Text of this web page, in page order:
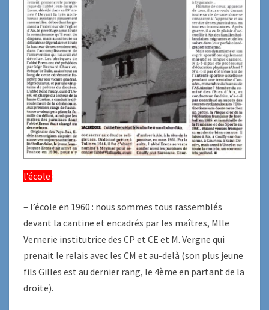
l’école :
– l’école en 1960 : nous sommes tous rassemblés
devant la cantine et encadrés par les maîtres, Mlle
Vernerie institutrice des CP et CE et M. Vergne qui
prenait le relais avec les CM et au-delà (son plus jeune
fils Gilles est au dernier rang, le 4ème en partant de la
droite).